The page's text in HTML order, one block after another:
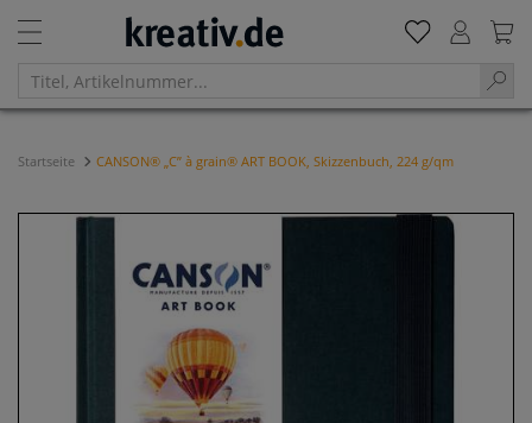
Startseite CANSON® „C” à grain® ART BOOK, Skizzenbuch, 224 g/qm